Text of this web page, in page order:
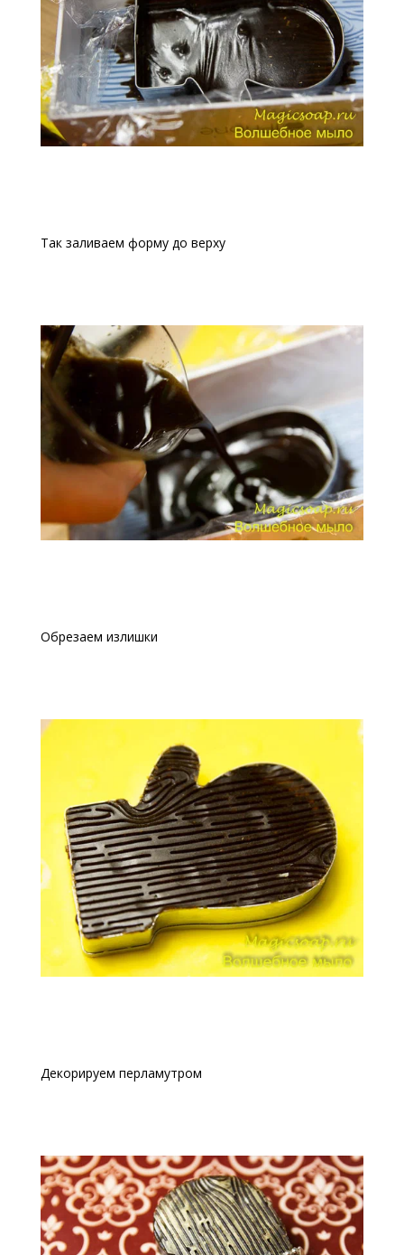
Так заливаем форму до верху
Обрезаем излишки
Декорируем перламутром